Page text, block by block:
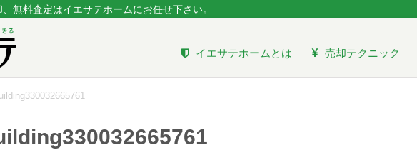
無料査定はイエサテホームにお任せ下さい。
イエサテホームとは 売却テクニック